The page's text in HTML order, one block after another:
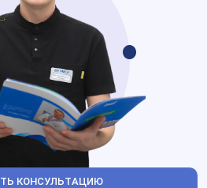
КОНСУЛЬТАЦИЮ